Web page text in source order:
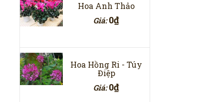
Hoa Anh Thảo
Giá:0₫
Hoa Hồng Ri - Túy
Điệp
Giá:0₫